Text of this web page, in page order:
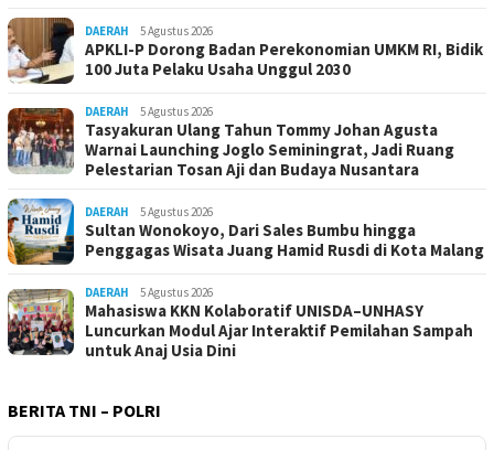
DAERAH 5 Agustus 2026
APKLI-P Dorong Badan Perekonomian UMKM RI, Bidik
100 Juta Pelaku Usaha Unggul 2030
DAERAH 5 Agustus 2026
Tasyakuran Ulang Tahun Tommy Johan Agusta
Warnai Launching Joglo Seminingrat, Jadi Ruang
Pelestarian Tosan Aji dan Budaya Nusantara
DAERAH 5 Agustus 2026
Sultan Wonokoyo, Dari Sales Bumbu hingga
Penggagas Wisata Juang Hamid Rusdi di Kota Malang
DAERAH 5 Agustus 2026
Mahasiswa KKN Kolaboratif UNISDA–UNHASY
Luncurkan Modul Ajar Interaktif Pemilahan Sampah
untuk Anaj Usia Dini
BERITA TNI – POLRI